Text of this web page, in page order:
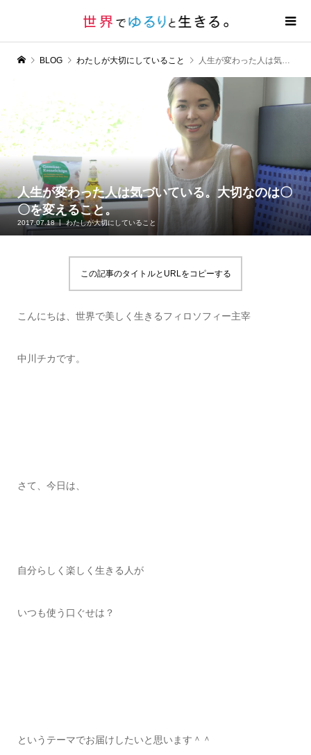
BLOG わたしが大切にしていること 人生が変わった人は気づいている。大切なのは〇〇を変えること。
人生が変わった人は気づいている。大切なのは〇
〇を変えること。
2017.07.18 わたしが大切にしていること
この記事のタイトルとURLをコピーする
こんにちは、世界で美しく生きるフィロソフィー主宰
中川チカです。
さて、今日は、
自分らしく楽しく生きる人が
いつも使う口ぐせは？
というテーマでお届けしたいと思います＾＾